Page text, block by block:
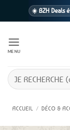
☀️ BZH Deals
MENU
Recherche
pour :
ACCUEIL / DÉCO &